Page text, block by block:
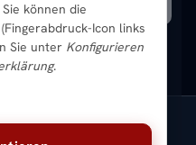
Sie können die
Icon links
Sie unter Konfigurieren
.